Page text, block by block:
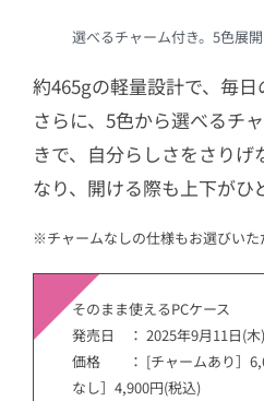
選べるチャーム付き。5色展
約465gの軽量設計で、毎日
さらに、5色から選べるチ
きで、自分らしさをさりげ
なり、開ける際も上下がひ
※チャームなしの仕様もお選びいた
そのまま使えるPCケース
発売日 ： 2025年9月11日(木)
価格 ： [チャームあり］
なし］4,900円(税込)